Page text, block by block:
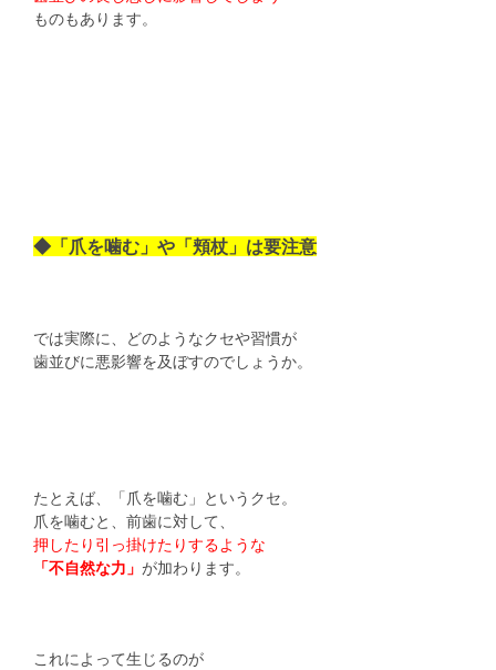
ものもあります。
◆「爪を噛む」や「頬杖」は要注意
では実際に、どのようなクセや習慣が
歯並びに悪影響を及ぼすのでしょうか。
たとえば、「爪を噛む」というクセ。
爪を噛むと、前歯に対して、
押したり引っ掛けたりするような
「不自然な力」 が加わります。
これによって生じるのが